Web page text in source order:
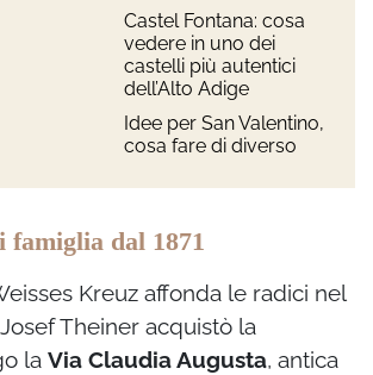
Castel Fontana: cosa
vedere in uno dei
castelli più autentici
dell’Alto Adige
Idee per San Valentino,
cosa fare di diverso
famiglia dal 1871
Kreuz affonda le radici nel
Theiner acquistò la
la Via Claudia Augusta, antica